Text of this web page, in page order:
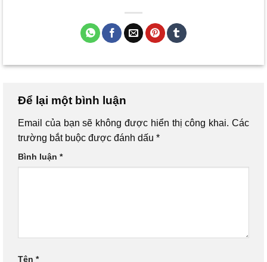
Để lại một bình luận
Email của bạn sẽ không được hiển thị công khai. Các
trường bắt buộc được đánh dấu *
Bình luận *
Tên *